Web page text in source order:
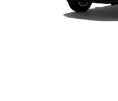
Benz Online
Showroom